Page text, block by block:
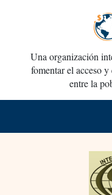
Una organización
fomentar el acceso
entre la